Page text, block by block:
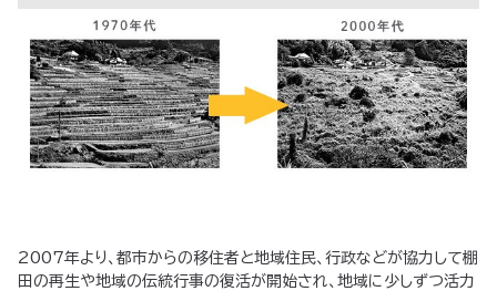
2007年より、都市からの移住者と地域住民、行政などが協力して棚
田の再生や地域の伝統行事の復活が開始され、地域に少しずつ活力